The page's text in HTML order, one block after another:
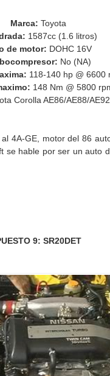
Marca: Toyota
1587cc (1.6 litros)
de motor: DOHC 16V
No (NA)
118-140 hp @ 6600
148 Nm @ 5800
Corolla AE86/AE88/
4A-GE, motor del 86
se hable por ser un auto
9: SR20DET